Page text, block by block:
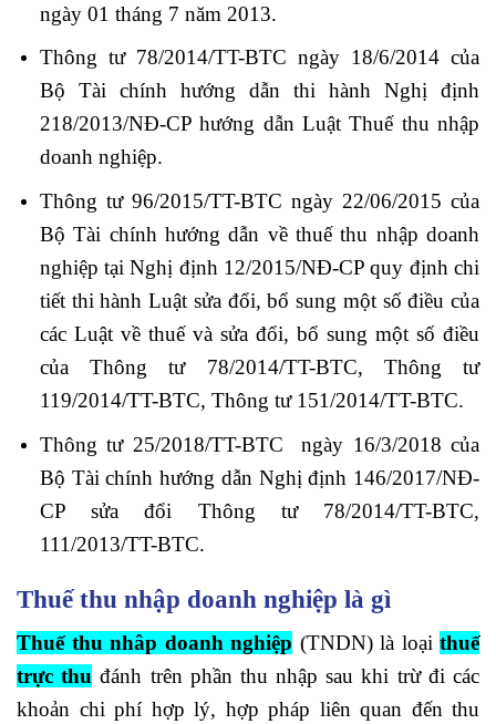
ngày 01 tháng 7 năm 2013.
Thông tư 78/2014/TT-BTC ngày 18/6/2014 của
Bộ Tài chính hướng dẫn thi hành Nghị định
218/2013/NĐ-CP hướng dẫn Luật Thuế thu nhập
doanh nghiệp.
Thông tư 96/2015/TT-BTC ngày 22/06/2015 của
Bộ Tài chính hướng dẫn về thuế thu nhập doanh
nghiệp tại Nghị định 12/2015/NĐ-CP quy định chi
tiết thi hành Luật sửa đổi, bổ sung một số điều của
các Luật về thuế và sửa đổi, bổ sung một số điều
của Thông tư 78/2014/TT-BTC, Thông tư
119/2014/TT-BTC, Thông tư 151/2014/TT-BTC.
Thông tư 25/2018/TT-BTC ngày 16/3/2018 của
Bộ Tài chính hướng dẫn Nghị định 146/2017/NĐ-
CP sửa đổi Thông tư 78/2014/TT-BTC,
111/2013/TT-BTC.
Thuế thu nhập doanh nghiệp là gì
Thuế thu nhâp doanh nghiệp (TNDN) là loại thuế
trực thu đánh trên phần thu nhập sau khi trừ đi các
khoản chi phí hợp lý, hợp pháp liên quan đến thu